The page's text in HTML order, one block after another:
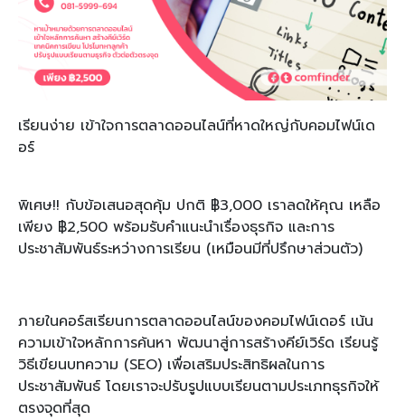
เรียนง่าย เข้าใจการตลาดออนไลน์ที่หาดใหญ่กับคอมไฟน์เด
อร์
พิเศษ!! กับข้อเสนอสุดคุ้ม ปกติ ฿3,000 เราลดให้คุณ เหลือ
เพียง ฿2,500 พร้อมรับคำแนะนำเรื่องธุรกิจ และการ
ประชาสัมพันธ์ระหว่างการเรียน (เหมือนมีที่ปรึกษาส่วนตัว)
ภายในคอร์สเรียนการตลาดออนไลน์ของคอมไฟน์เดอร์ เน้น
ความเข้าใจหลักการค้นหา พัฒนาสู่การสร้างคีย์เวิร์ด เรียนรู้
วิธีเขียนบทความ (SEO) เพื่อเสริมประสิทธิผลในการ
ประชาสัมพันธ์ โดยเราจะปรับรูปแบบเรียนตามประเภทธุรกิจให้
ตรงจุดที่สุด